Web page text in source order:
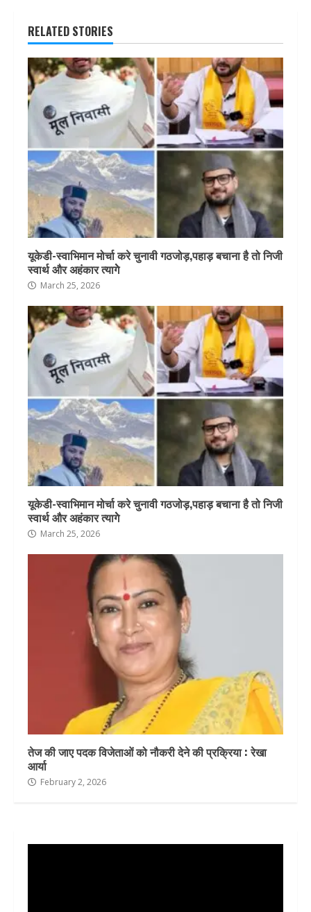
RELATED STORIES
यूकेडी-स्वाभिमान मोर्चा करे चुनावी गठजोड़,पहाड़ बचाना है तो निजी
स्वार्थ और अहंकार त्यागेे
March 25, 2026
यूकेडी-स्वाभिमान मोर्चा करे चुनावी गठजोड़,पहाड़ बचाना है तो निजी
स्वार्थ और अहंकार त्यागेे
March 25, 2026
तेज की जाए पदक विजेताओं को नौकरी देने की प्रक्रिया : रेखा
आर्या
February 2, 2026